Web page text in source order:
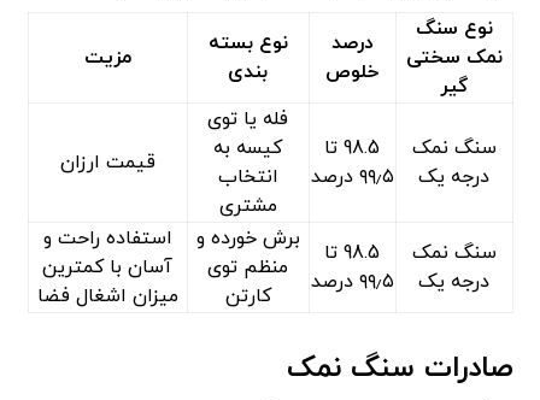
نوع سنگ
نمک سختی
گیر
درصد
خلوص
نوع بسته
بندی
مزیت
سنگ نمک
درجه یک
98.5 تا
۹۹٫۵ درصد
فله یا توی
کیسه به
انتخاب
مشتری
قیمت ارزان
سنگ نمک
درجه یک
98.5 تا
۹۹٫۵ درصد
برش خورده و
منظم توی
کارتن
استفاده راحت و
آسان با کمترین
میزان اشغال فضا
صادرات سنگ نمک